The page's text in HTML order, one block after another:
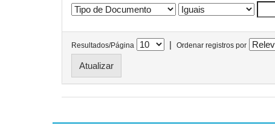
Resultados/Página | Ordenar registros por